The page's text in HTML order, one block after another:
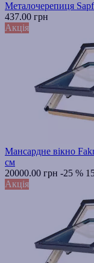
Металочерепиця
437.00 грн
Акція
Мансардне вікно
см
20000.00 грн -25 %
Акція